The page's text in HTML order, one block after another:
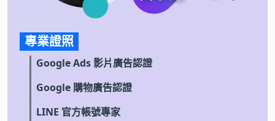
專業證照
Google Ads 影片廣告認證
Google 購物廣告認證
LINE 官方帳號專家